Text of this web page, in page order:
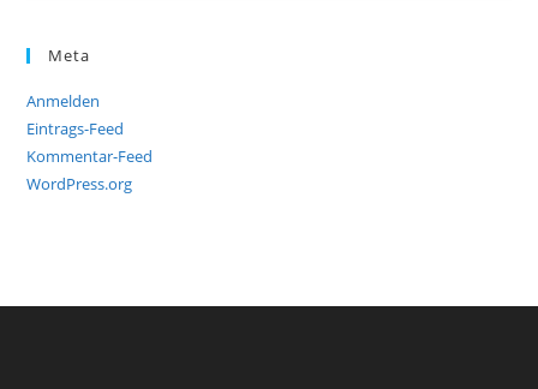
Meta
Anmelden
Eintrags-Feed
Kommentar-Feed
WordPress.org